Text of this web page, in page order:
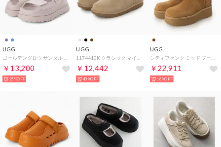
UGG
ゴールデングロウ サンダル （バイフォグ）
￥13,200
25%OFF
UGG
1174410K クラシック マイクロ スリッポン （サンド）
￥12,442
43%OFF
UGG
シティファンク ミッド ブーツ （チェスナット）
￥22,911
16%OFF